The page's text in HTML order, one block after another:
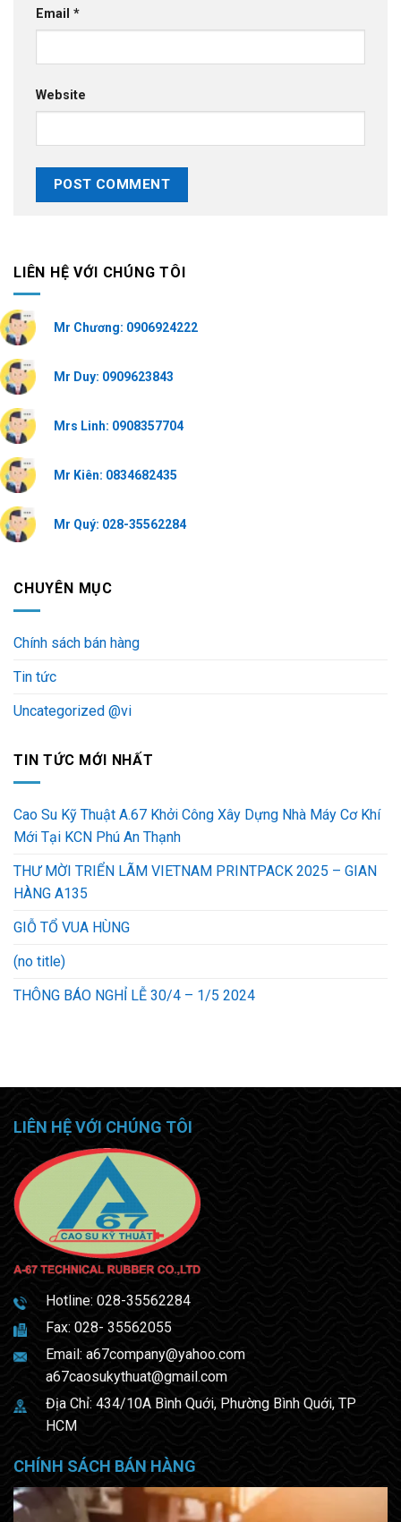
Email *
Website
LIÊN HỆ VỚI CHÚNG TÔI
Mr Chương: 0906924222
Mr Duy: 0909623843
Mrs Linh: 0908357704
Mr Kiên: 0834682435
Mr Quý: 028-35562284
CHUYÊN MỤC
Chính sách bán hàng
Tin tức
Uncategorized @vi
TIN TỨC MỚI NHẤT
Cao Su Kỹ Thuật A.67 Khởi Công Xây Dựng Nhà Máy Cơ Khí
Mới Tại KCN Phú An Thạnh
THƯ MỜI TRIỂN LÃM VIETNAM PRINTPACK 2025 – GIAN
HÀNG A135
GIỖ TỔ VUA HÙNG
(no title)
THÔNG BÁO NGHỈ LỄ 30/4 – 1/5 2024
LIÊN HỆ VỚI CHÚNG TÔI
Hotline: 028-35562284
Fax: 028- 35562055
Email: a67company@yahoo.com
a67caosukythuat@gmail.com
Địa Chỉ: 434/10A Bình Quới, Phường Bình Quới, TP
HCM
CHÍNH SÁCH BÁN HÀNG